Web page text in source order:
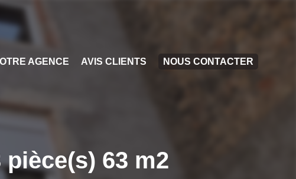
AGENCE AVIS CLIENTS NOUS CONTACTER
63 m2